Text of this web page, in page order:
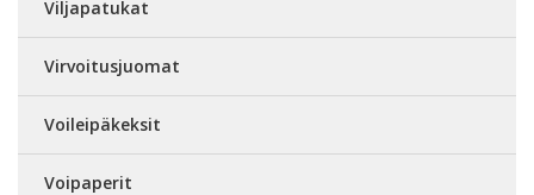
Viljapatukat
Virvoitusjuomat
Voileipäkeksit
Voipaperit